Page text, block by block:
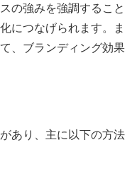
の強みを強調すること
につなげられます。ま
、ブランディング効果
あり、主に以下の方法